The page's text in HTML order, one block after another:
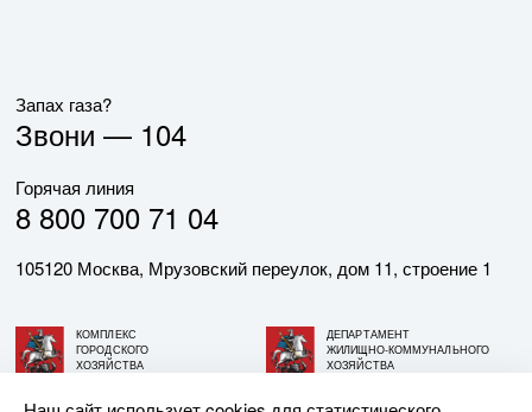
Запах газа?
Звони — 104
Горячая линия
8 800 700 71 04
105120 Москва, Мрузовский переулок, дом 11, строение 1
КОМПЛЕКС
ГОРОДСКОГО
ХОЗЯЙСТВА
ДЕПАРТАМЕНТ
ЖИЛИЩНО-КОММУНАЛЬНОГО
ХОЗЯЙСТВА